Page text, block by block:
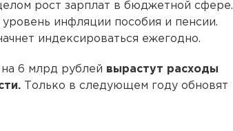
рост зарплат в бюджетной сфере.
инфляции пособия и пенсии.
индексироваться ежегодно.
6 млрд рублей вырастут расходы
Только в следующем году обновят